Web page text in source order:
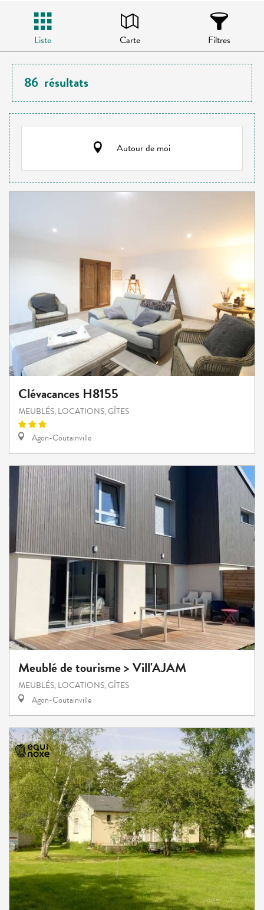
Liste Carte Filtres
86 résultats
Autour de moi
Clévacances H8155
MEUBLÉS, LOCATIONS, GÎTES
Agon-Coutainville
Meublé de tourisme > Vill'AJAM
MEUBLÉS, LOCATIONS, GÎTES
Agon-Coutainville